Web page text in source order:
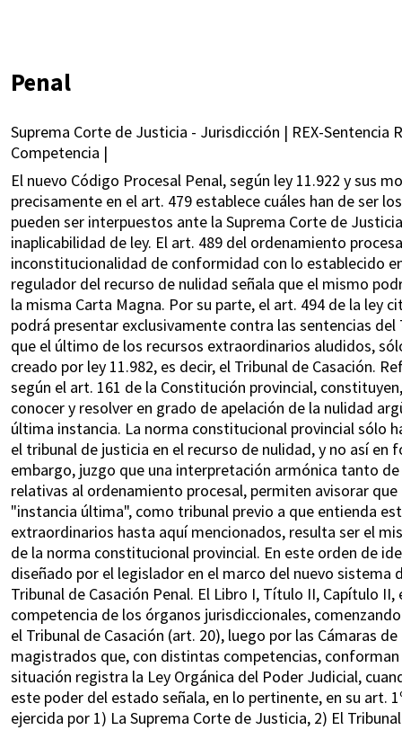
Penal
Suprema Corte de Justicia - Jurisdicción | REX-Sentencia
Competencia |
El nuevo Código Procesal Penal, según ley 11.922 y sus
precisamente en el art. 479 establece cuáles han de ser
pueden ser interpuestos ante la Suprema Corte de
inaplicabilidad de ley. El art. 489 del ordenamiento
inconstitucionalidad de conformidad con lo establecido
regulador del recurso de nulidad señala que el mismo
la misma Carta Magna. Por su parte, el art. 494 de la ley
podrá presentar exclusivamente contra las sentencias
que el último de los recursos extraordinarios aludidos,
creado por ley 11.982, es decir, el Tribunal de Casación.
según el art. 161 de la Constitución provincial,
conocer y resolver en grado de apelación de la nulidad
última instancia. La norma constitucional provincial sólo
el tribunal de justicia en el recurso de nulidad, y no así
embargo, juzgo que una interpretación armónica tanto
relativas al ordenamiento procesal, permiten avisorar
"instancia última", como tribunal previo a que entienda
extraordinarios hasta aquí mencionados, resulta ser el
de la norma constitucional provincial. En este orden de
diseñado por el legislador en el marco del nuevo sistema
Tribunal de Casación Penal. El Libro I, Título II, Capítulo
competencia de los órganos jurisdiccionales,
el Tribunal de Casación (art. 20), luego por las Cámaras
magistrados que, con distintas competencias,
situación registra la Ley Orgánica del Poder Judicial,
este poder del estado señala, en lo pertinente, en su art.
ejercida por 1) La Suprema Corte de Justicia, 2) El